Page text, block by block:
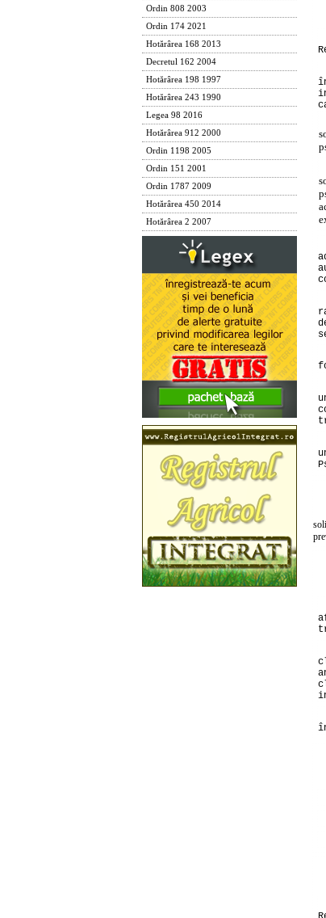
Ordin 808 2003
Ordin 174 2021
Hotărârea 168 2013
Decretul 162 2004
Hotărârea 198 1997
Hotărârea 243 1990
Legea 98 2016
Hotărârea 912 2000
Ordin 1198 2005
Ordin 151 2001
Ordin 1787 2009
Hotărârea 450 2014
Hotărârea 2 2007